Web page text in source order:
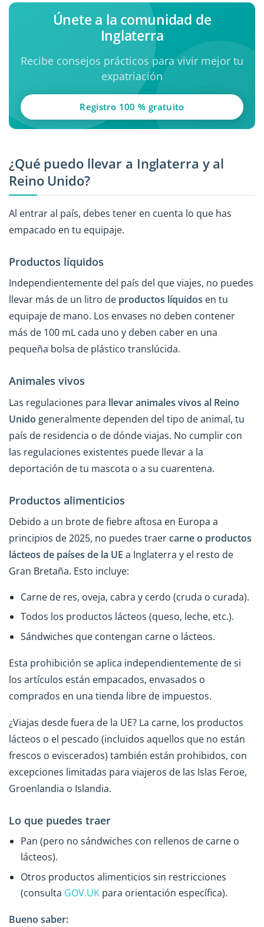
Únete a la comunidad de
Inglaterra
Recibe consejos prácticos para vivir mejor tu
expatriación
Registro 100 % gratuito
¿Qué puedo llevar a Inglaterra y al
Reino Unido?
Al entrar al país, debes tener en cuenta lo que has
empacado en tu equipaje.
Productos líquidos
Independientemente del país del que viajes, no puedes
llevar más de un litro de productos líquidos en tu
equipaje de mano. Los envases no deben contener
más de 100 mL cada uno y deben caber en una
pequeña bolsa de plástico translúcida.
Animales vivos
Las regulaciones para llevar animales vivos al Reino
Unido generalmente dependen del tipo de animal, tu
país de residencia o de dónde viajas. No cumplir con
las regulaciones existentes puede llevar a la
deportación de tu mascota o a su cuarentena.
Productos alimenticios
Debido a un brote de fiebre aftosa en Europa a
principios de 2025, no puedes traercarne o productos
lácteos de países de la UE a Inglaterra y el resto de
Gran Bretaña. Esto incluye:
Carne de res, oveja, cabra y cerdo (cruda o curada).
Todos los productos lácteos (queso, leche, etc.).
Sándwiches que contengan carne o lácteos.
Esta prohibición se aplica independientemente de si
los artículos están empacados, envasados o
comprados en una tienda libre de impuestos.
¿Viajas desde fuera de la UE? La carne, los productos
lácteos o el pescado (incluidos aquellos que no están
frescos o eviscerados) también están prohibidos, con
excepciones limitadas para viajeros de las Islas Feroe,
Groenlandia o Islandia.
Lo que puedes traer
Pan (pero no sándwiches con rellenos de carne o
lácteos).
Otros productos alimenticios sin restricciones
(consulta GOV.UK para orientación específica).
Bueno saber: